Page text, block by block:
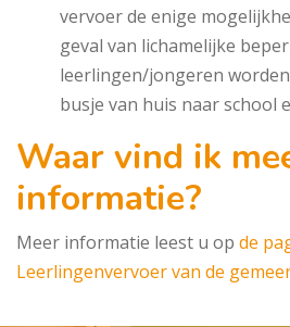
vervoer de enige
geval van lichamelijke
leerlingen/jongeren
busje van huis naar school
Waar vind ik
informatie?
Meer informatie leest u op de
Leerlingenvervoer van de